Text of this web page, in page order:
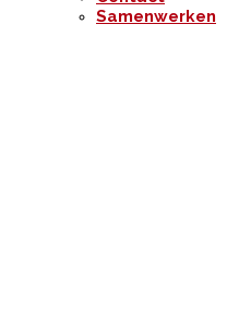
Samenwerken